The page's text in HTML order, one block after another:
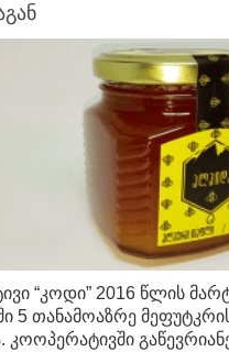
“კოდი” 2016 წლის
5 თანამოაზრე
კოოპერატივში